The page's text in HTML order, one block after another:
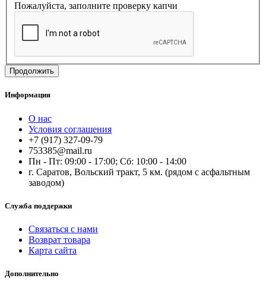
Пожалуйста, заполните проверку капчи
Продолжить
Информация
О нас
Условия соглашения
+7 (917) 327-09-79
753385@mail.ru
Пн - Пт: 09:00 - 17:00; Сб: 10:00 - 14:00
г. Саратов, Вольский тракт, 5 км. (рядом с асфальтным
заводом)
Служба поддержки
Связаться с нами
Возврат товара
Карта сайта
Дополнительно